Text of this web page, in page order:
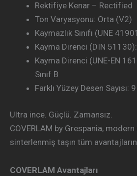
Rektifiye Kenar – Rectified
Ton Varyasyonu: Orta (V2)
Kaymazlık Sınıfı (UNE
Kayma Direnci (DIN
Kayma Direnci (UNE-EN
Sınıf B
Farklı Yüzey Desen Sayısı: 9
Ultra ince. Güçlü. Zamansız.
COVERLAM by Grespania,
sinterlenmiş taşın tüm
COVERLAM Avantajları